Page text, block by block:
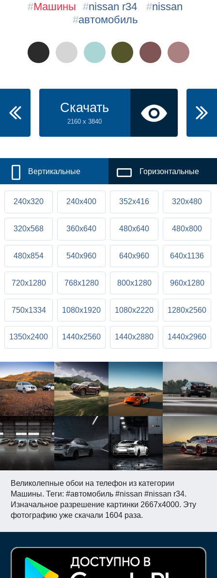
Великолепные обои на телефон из категории
Машины. Теги: #автомобиль #nissan #nissan r34.
Изначальное разрешение картинки 2667x4000. Эту
фотографию уже скачали 1604 раза.
#Машины #nissan r34 #nissan
#автомобиль
Скачать
2160 x 3840
Вертикальные Горизонтальные
240x320 240x400 352x416 320x480
320x568 360x640 480x640 480x800
480x854 540x960 640x960 640x1136
720x1280 768x1280 800x1280 960x1280
750x1334 1080x1920 1080x2220 1280x2560
1350x2400 1440x2560 1440x2880 1440x2960